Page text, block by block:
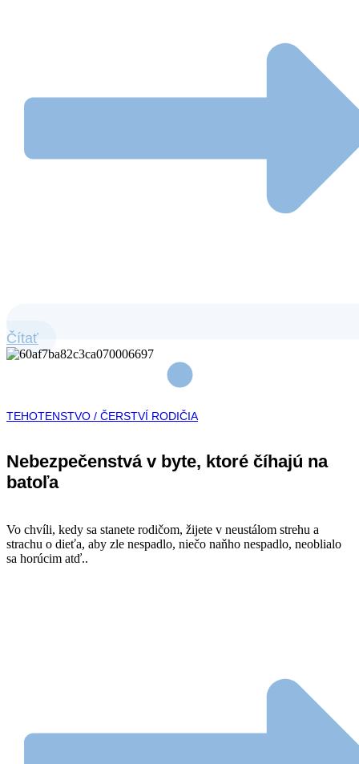
Čítať
TEHOTENSTVO / ČERSTVÍ RODIČIA
Nebezpečenstvá v byte, ktoré číhajú na
batoľa
Vo chvíli, kedy sa stanete rodičom, žijete v neustálom strehu a
strachu o dieťa, aby zle nespadlo, niečo naňho nespadlo, neoblialo
sa horúcim atď..